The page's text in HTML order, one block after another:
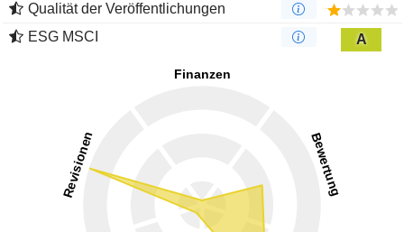
Qualität der Veröffentlichungen
ESG MSCI
A